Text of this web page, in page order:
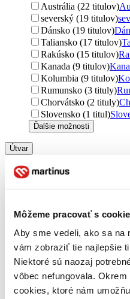
Môžeme pracovať s
Aby sme vedeli, ako sa na
vám zobraziť tie najlepšie
Niektoré sú naozaj
vôbec nefungovala.
cookies, ktoré nám
Austrália (22 titulov)
severský (19 titulov)
Dánsko (19 titulov)
Taliansko (17 titulov)
Rakúsko (15 titulov)
Kanada (9 titulov)
Kolumbia (9 titulov)
Rumunsko (3 tituly)
Chorvátsko (2 tituly)
Slovensko (1 titul)
Ďalšie možnosti
Útvar
poviedky (199 titulov)
Podžáner
komiksy (117 titulov)
rodinné (54 titulov)
náučné (34 titulov)
horory (33 titulov)
rozprávky (24 titulov)
fantasy (13 titulov)